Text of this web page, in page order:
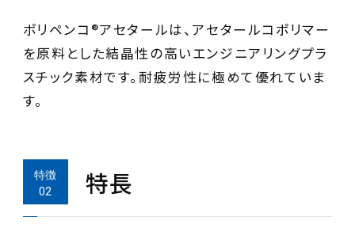
ポリペンコ®アセタールは、アセタールコポリマー
を原料とした結晶性の高いエンジニアリングプラ
スチック素材です。耐疲労性に極めて優れていま
す。
特長